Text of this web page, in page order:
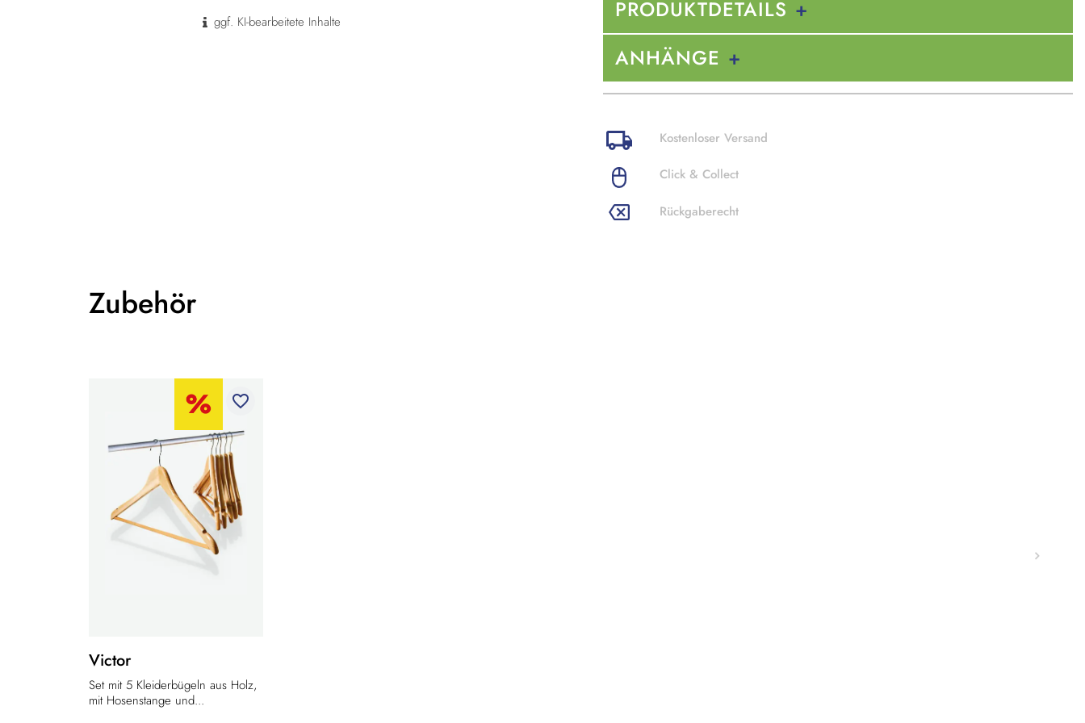
ggf. KI-bearbeitete Inhalte
PRODUKTDETAILS
ANHÄNGE
Kostenloser Versand
Click & Collect
Rückgaberecht
Zubehör
favorite_border
Victor
Set mit 5 Kleiderbügeln aus Holz,
mit Hosenstange und...